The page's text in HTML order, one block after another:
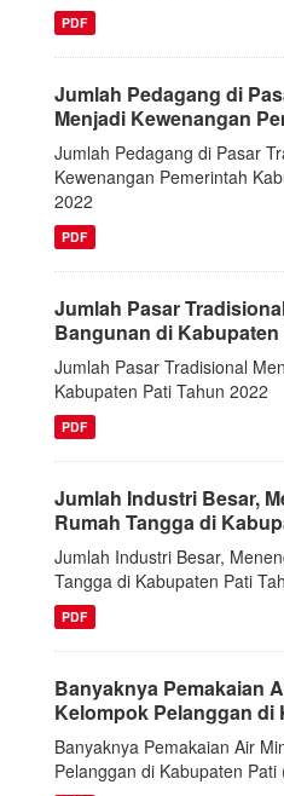
PDF
Jumlah Pedagang di
Menjadi Kewenangan
Jumlah Pedagang di Pasar
Kewenangan Pemerintah
2022
PDF
Jumlah Pasar
Bangunan di Kabupaten
Jumlah Pasar Tradisional
Kabupaten Pati Tahun 2022
PDF
Jumlah Industri Besar,
Rumah Tangga di
Jumlah Industri Besar,
Tangga di Kabupaten Pati
PDF
Banyaknya Pemakaian
Kelompok Pelanggan di
Banyaknya Pemakaian Air
Pelanggan di Kabupaten